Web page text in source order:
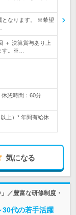
となります。 ※希望
＋ 決算賞与あり上
す。※…
憩時間：60分
上）* 年間有給休
気になる
／豊富な研修制度・
代の若手活躍